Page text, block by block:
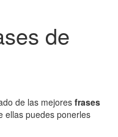
de
de las mejores frases
ellas puedes ponerles